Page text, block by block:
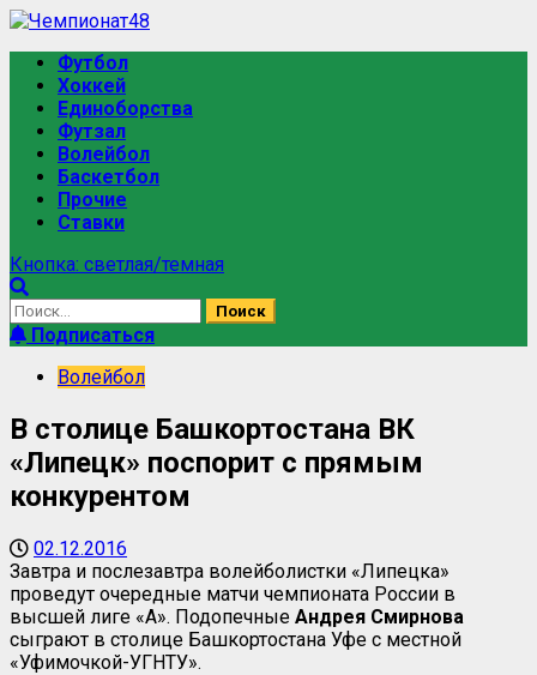
Футбол
Хоккей
Единоборства
Футзал
Волейбол
Баскетбол
Прочие
Ставки
Кнопка: светлая/темная
Подписаться
Волейбол
В столице Башкортостана ВК
«Липецк» поспорит с прямым
конкурентом
02.12.2016
Завтра и послезавтра волейболистки «Липецка»
проведут очередные матчи чемпионата России в
высшей лиге «А». Подопечные Андрея Смирнова
сыграют в столице Башкортостана Уфе с местной
«Уфимочкой-УГНТУ».